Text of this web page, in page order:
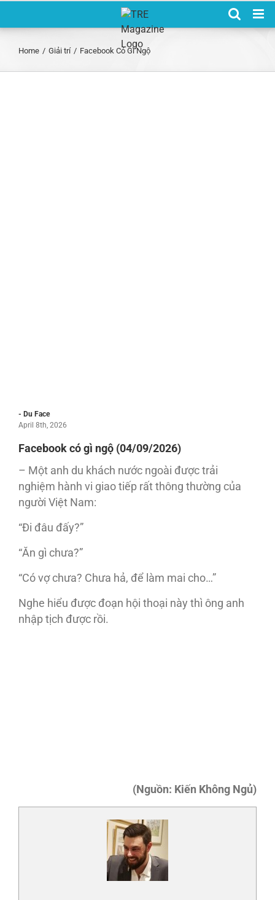
Home / Giải trí / Facebook Có Gì Ngộ
- Du Face
April 8th, 2026
Facebook có gì ngộ (04/09/2026)
– Một anh du khách nước ngoài được trải
nghiệm hành vi giao tiếp rất thông thường của
người Việt Nam:
“Đi đâu đấy?”
“Ăn gì chưa?”
“Có vợ chưa? Chưa hả, để làm mai cho…”
Nghe hiểu được đoạn hội thoại này thì ông anh
nhập tịch được rồi.
(Nguồn: Kiến Không Ngủ)